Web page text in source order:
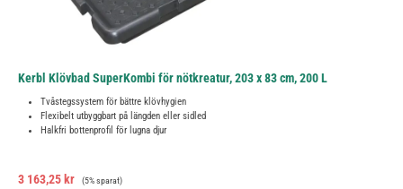
Kerbl Klövbad SuperKombi för nötkreatur, 203 x 83 cm, 200 L
Tvåstegssystem för bättre klövhygien
Flexibelt utbyggbart på längden eller sidled
Halkfri bottenprofil för lugna djur
Försäljningspris:
3 163,25 kr Ordinarie pris:
(5% sparat)